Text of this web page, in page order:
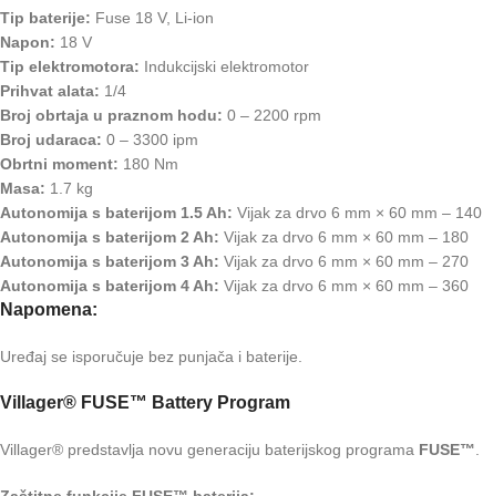
Tip baterije: Fuse 18 V, Li-ion
Napon: 18 V
Tip elektromotora: Indukcijski elektromotor
Prihvat alata: 1/4
Broj obrtaja u praznom hodu: 0 – 2200 rpm
Broj udaraca: 0 – 3300 ipm
Obrtni moment: 180 Nm
Masa: 1.7 kg
Autonomija s baterijom 1.5 Ah: Vijak za drvo 6 mm × 60 mm – 140
Autonomija s baterijom 2 Ah: Vijak za drvo 6 mm × 60 mm – 180
Autonomija s baterijom 3 Ah: Vijak za drvo 6 mm × 60 mm – 270
Autonomija s baterijom 4 Ah: Vijak za drvo 6 mm × 60 mm – 360
Napomena:
Uređaj se isporučuje bez punjača i baterije.
Villager® FUSE™ Battery Program
Villager® predstavlja novu generaciju baterijskog programa FUSE™